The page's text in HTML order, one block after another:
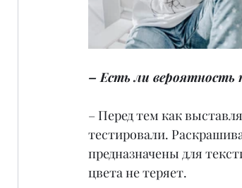
– Есть ли
– Перед тем как
тестировали.
предназначены для
цвета не теряет.